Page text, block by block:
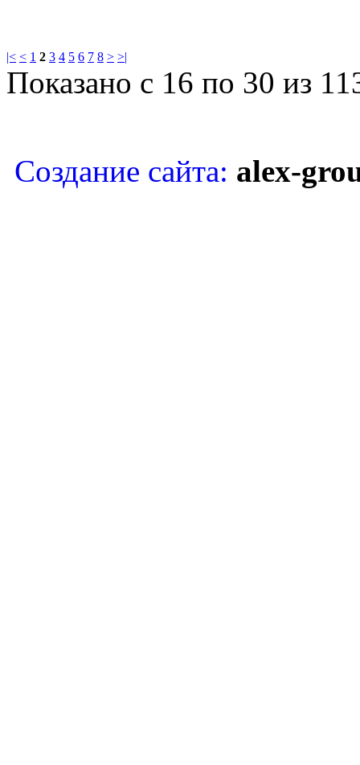
|< < 1 2 3 4 5 6 7 8 > >|
Показано с 16 по 30 из
Создание сайта: alex-